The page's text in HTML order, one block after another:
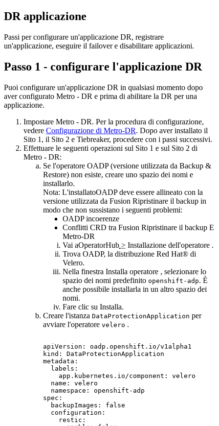
DR applicazione
Passi per configurare un'applicazione DR, registrare
un'applicazione, eseguire il failover e disabilitare applicazioni.
Passo 1 - configurare l'applicazione DR
Puoi configurare un'applicazione DR in qualsiasi momento dopo
aver configurato Metro - DR e prima di abilitare la DR per una
applicazione.
Impostare Metro - DR. Per la procedura di configurazione,
vedere Configurazione di Metro-DR. Dopo aver installato il
Sito 1, il Sito 2 e Tiebreaker, procedere con i passi successivi.
Effettuare le seguenti operazioni sul Sito 1 e sul Sito 2 di
Metro - DR:
Se l'operatore OADP (versione utilizzata da Backup &
Restore) non esiste, creare uno spazio dei nomi e
installarlo.
Nota: L'installatoOADP deve essere allineato con la
versione utilizzata da Fusion Ripristinare il backup in
modo che non sussistano i seguenti problemi:
OADP incoerenze
Conflitti CRD tra Fusion Ripristinare il backup E
Metro-DR
Vai aOperatorHub > Installazione dell'operatore .
Trova OADP, la distribuzione Red Hat® di
Velero.
Nella finestra Installa operatore , selezionare lo
spazio dei nomi predefinito openshift-adp. È
anche possibile installarla in un altro spazio dei
nomi.
Fare clic su Installa.
Creare l'istanza DataProtectionApplication per
avviare l'operatore velero .
apiVersion: oadp.openshift.io/v1alpha1
kind: DataProtectionApplication
metadata:
  labels:
    app.kubernetes.io/component: velero
  name: velero
  namespace: openshift-adp
spec:
  backupImages: false
  configuration:
    restic: